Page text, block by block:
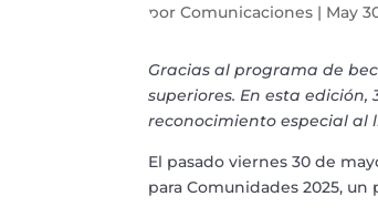
porComunicaciones | May
Gracias al programa de
superiores. En esta
reconocimiento especial al
El pasado viernes 30 de
para Comunidades 2025,